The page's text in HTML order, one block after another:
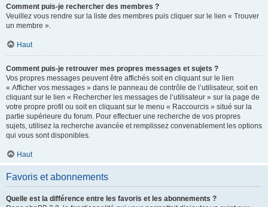
Comment puis-je rechercher des membres ?
Veuillez vous rendre sur la liste des membres puis cliquer sur le lien « Trouver
un membre ».
Haut
Comment puis-je retrouver mes propres messages et sujets ?
Vos propres messages peuvent être affichés soit en cliquant sur le lien
« Afficher vos messages » dans le panneau de contrôle de l’utilisateur, soit en
cliquant sur le lien « Rechercher les messages de l’utilisateur » sur la page de
votre propre profil ou soit en cliquant sur le menu « Raccourcis » situé sur la
partie supérieure du forum. Pour effectuer une recherche de vos propres
sujets, utilisez la recherche avancée et remplissez convenablement les options
qui vous sont disponibles.
Haut
Favoris et abonnements
Quelle est la différence entre les favoris et les abonnements ?